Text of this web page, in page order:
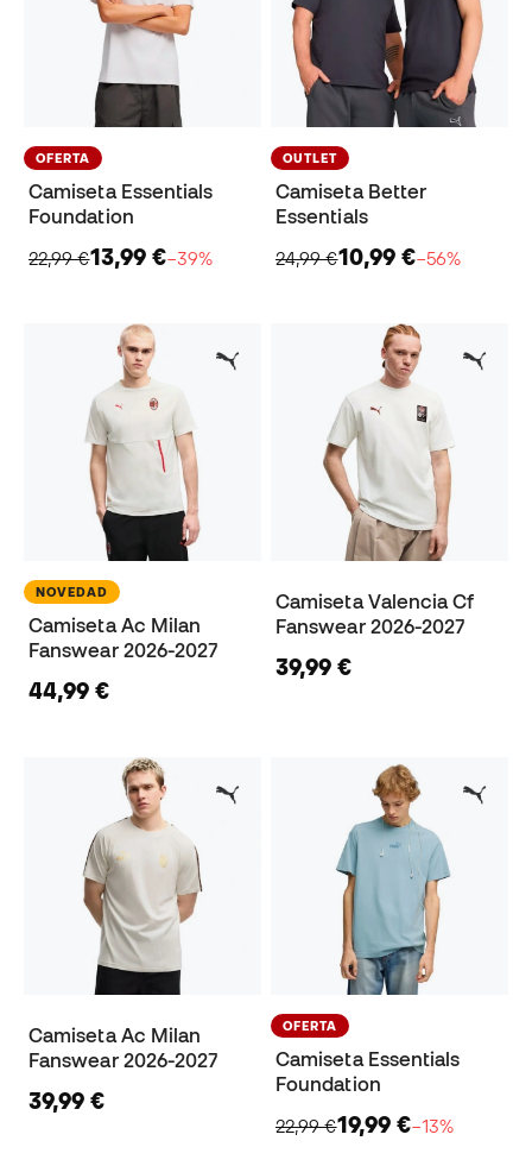
OFERTA
Camiseta Essentials
Foundation
22,99 €13,99 €−39%
OUTLET
Camiseta Better
Essentials
24,99 €10,99 €−56%
NOVEDAD
Camiseta Ac Milan
Fanswear 2026-2027
44,99 €
Camiseta Valencia Cf
Fanswear 2026-2027
39,99 €
Camiseta Ac Milan
Fanswear 2026-2027
39,99 €
OFERTA
Camiseta Essentials
Foundation
22,99 €19,99 €−13%